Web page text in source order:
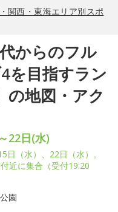
関西・東海エリア別スポ
からのフル
を目指すラン
の地図・アク
22日(水)
日（水）、22日（水）。
近に集合（受付19:20
園